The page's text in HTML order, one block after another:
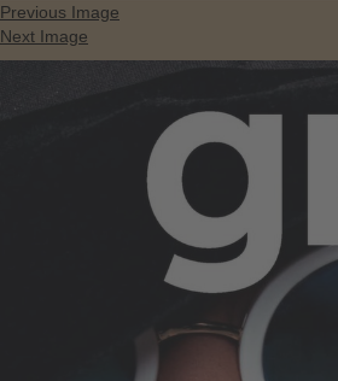
Previous Image
Next Image